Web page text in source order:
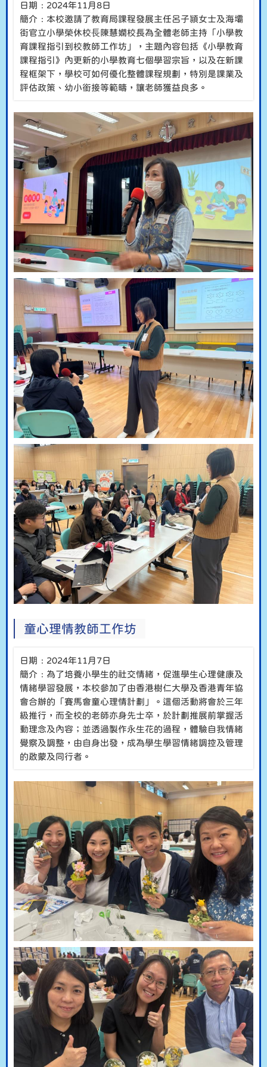
日期﹕2024年11月8日
簡介﹕本校邀請了教育局課程發展主任呂子頴女士及海壩
街官立小學榮休校⻑陳慧嫻校長為全體老師主持「小學教
育課程指引到校教師工作坊」，主題內容包括《小學教育
課程指引》內更新的小學教育七個學習宗旨，以及在新課
程框架下，學校可如何優化整體課程規劃，特別是課業及
評估政策、幼小銜接等範疇，讓老師獲益良多。
童心理情教師工作坊
日期﹕2024年11月7日
簡介﹕為了培養小學生的社交情緒，促進學生心理健康及
情緒學習發展，本校參加了由香港樹仁大學及香港青年協
會合辦的「賽馬會童心理情計劃」。這個活動將會於三年
級推行，而全校的老師亦身先士卒，於計劃推展前掌握活
動理念及內容；並透過製作永生花的過程，體驗自我情緒
覺察及調整，由自身出發，成為學生學習情緒調控及管理
的啟蒙及同行者。